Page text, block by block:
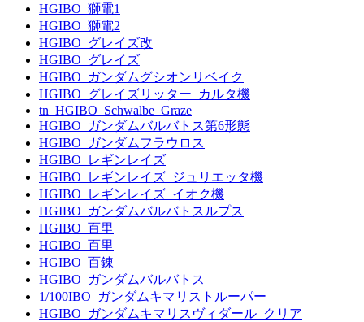
HGIBO_獅電1
HGIBO_獅電2
HGIBO_グレイズ改
HGIBO_グレイズ
HGIBO_ガンダムグシオンリベイク
HGIBO_グレイズリッター_カルタ機
tn_HGIBO_Schwalbe_Graze
HGIBO_ガンダムバルバトス第6形態
HGIBO_ガンダムフラウロス
HGIBO_レギンレイズ
HGIBO_レギンレイズ_ジュリエッタ機
HGIBO_レギンレイズ_イオク機
HGIBO_ガンダムバルバトスルプス
HGIBO_百里
HGIBO_百里
HGIBO_百錬
HGIBO_ガンダムバルバトス
1/100IBO_ガンダムキマリストルーパー
HGIBO_ガンダムキマリスヴィダール_クリア